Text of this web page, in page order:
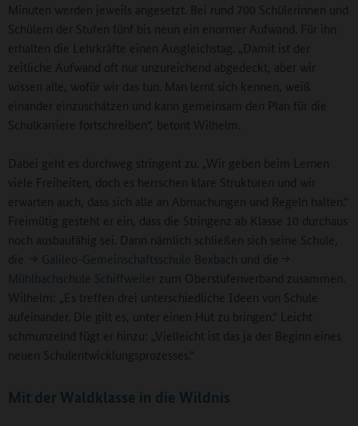
Minuten werden jeweils angesetzt. Bei rund 700 Schülerinnen und
Schülern der Stufen fünf bis neun ein enormer Aufwand. Für ihn
erhalten die Lehrkräfte einen Ausgleichstag. „Damit ist der
zeitliche Aufwand oft nur unzureichend abgedeckt, aber wir
wissen alle, wofür wir das tun. Man lernt sich kennen, weiß
einander einzuschätzen und kann gemeinsam den Plan für die
Schulkarriere fortschreiben“, betont Wilhelm.
Dabei geht es durchweg stringent zu. „Wir geben beim Lernen
viele Freiheiten, doch es herrschen klare Strukturen und wir
erwarten auch, dass sich alle an Abmachungen und Regeln halten.“
Freimütig gesteht er ein, dass die Stringenz ab Klasse 10 durchaus
noch ausbaufähig sei. Dann nämlich schließen sich seine Schule,
die
Galileo-Gemeinschaftsschule Bexbach und die
Mühlbachschule Schiffweiler zum Oberstufenverband zusammen.
Wilhelm: „Es treffen drei unterschiedliche Ideen von Schule
aufeinander. Die gilt es, unter einen Hut zu bringen.“ Leicht
schmunzelnd fügt er hinzu: „Vielleicht ist das ja der Beginn eines
neuen Schulentwicklungsprozesses.“
Mit der Waldklasse in die Wildnis